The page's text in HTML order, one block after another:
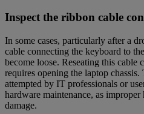
Inspect the ribbon cable
In some cases, particularly after a
cable connecting the keyboard to
become loose. Reseating this cable
requires opening the laptop
attempted by IT professionals or
hardware maintenance, as
damage.